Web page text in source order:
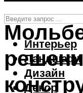
Интерьер
Ландшафт
Дизайн
Декор